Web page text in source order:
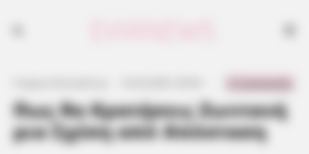
Πως θα Κρατήσεις Ζωντανή
μια Σχέση από Απόσταση